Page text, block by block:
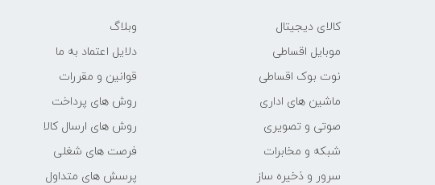
کالای دیجیتال
موبایل اقساطی
نوت بوک اقساطی
ماشین های اداری
صوتی و تصویری
شبکه و مخابرات
سرور و ذخیره ساز
وبلاگ
دلایل اعتماد به ما
قوانین و مقررات
روش های پرداخت
روش های ارسال کالا
فرصت های شغلی
پرسش های متداول